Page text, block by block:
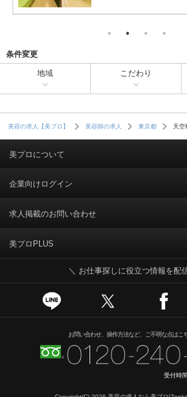
条件変更
地域 こだわり
美容の求人【美プロ】 美容師の求人 東京都 天空
美プロについて
利用規約
掲載規約
個人情報保護ポリシー
個人情報のお取り扱いについて
Cookieポリシー
ニュースリリース
企業向けログイン
求人掲載のお問い合わせ
美プロPLUS
＼ お仕事探しに役立つ情報を配
お問い合わせ、操作方法など、ご不明な点はこ
受付時